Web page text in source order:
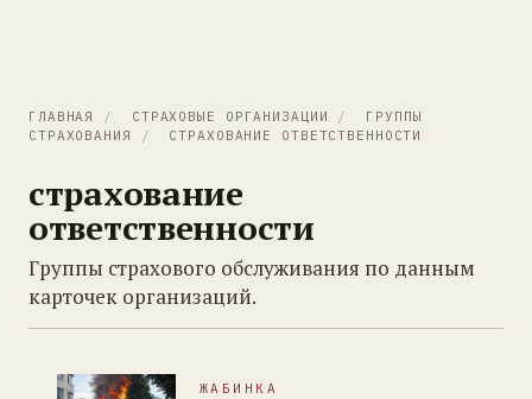
ГЛАВНАЯ / СТРАХОВЫЕ ОРГАНИЗАЦИИ /
ГРУППЫ
СТРАХОВАНИЯ
/ СТРАХОВАНИЕ ОТВЕТСТВЕННОСТИ
страхование
ответственности
Группы страхового обслуживания по данным
карточек организаций.
ЖАБИНКА